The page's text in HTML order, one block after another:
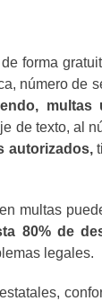
forma
número de
de texto, al
autorizados,
multas
80% de
legales.